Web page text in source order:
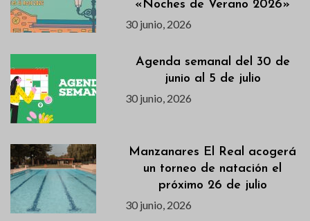
«Noches de Verano 2026»
30 junio, 2026
Agenda semanal del 30 de
junio al 5 de julio
30 junio, 2026
Manzanares El Real acogerá
un torneo de natación el
próximo 26 de julio
30 junio, 2026